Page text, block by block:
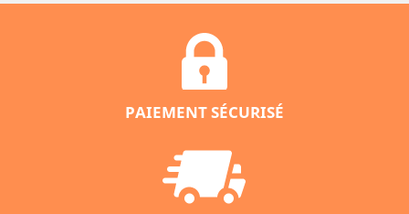
PAIEMENT SÉCURISÉ